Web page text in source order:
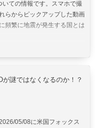
ての情報です。スマホで撮
らからピックアップした動画
頻繁に地震が発生する国とは
が謎ではなくなるのか！？
05/08に米国フォックス